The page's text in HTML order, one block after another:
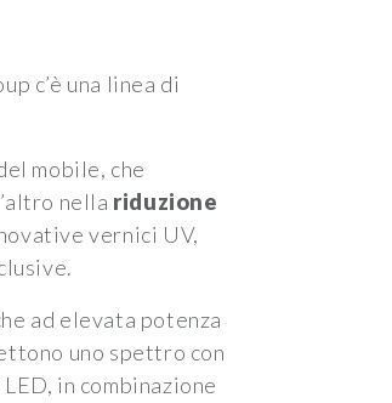
c’è una linea di
mobile, che
nella riduzione
vernici UV,
ad elevata potenza
uno spettro con
in combinazione